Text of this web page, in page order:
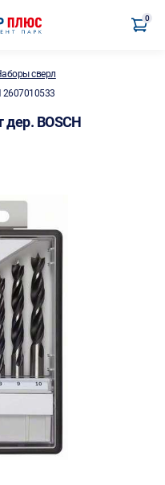
0
сверл
2607010533
BOSCH